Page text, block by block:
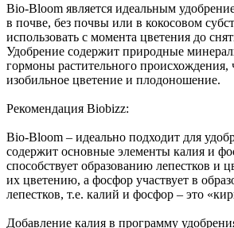
Bio-Bloom является идеальным
в почве, без почвы или в кокосовом
использовать с момента цветения до
Удобрение содержит природные
гормоны растительного происхождения,
изобильное цветение и плодоношение.
Рекомендация Biobizz:
Bio-Bloom – идеально подходит для
содержит основные элементы калия и
способствует образованию лепестков и
их цветению, а фосфор участвует в
лепестков, т.е. калий и фосфор – это
Добавление калия в программу